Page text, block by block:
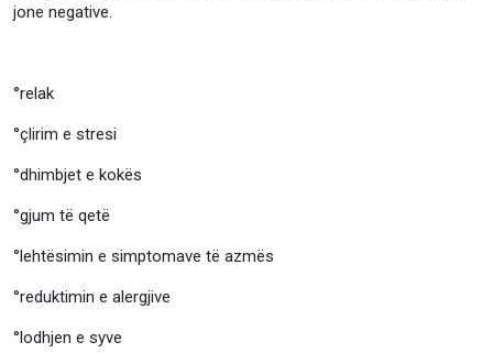
jone negative.
°relak⠀⠀
°çlirim e stresi ⠀⠀⠀
°dhimbjet e kokës
°gjum të qetë⠀⠀⠀
°lehtësimin e simptomave të azmës⠀⠀⠀
°reduktimin e alergjive
°lodhjen e syve ⠀⠀⠀